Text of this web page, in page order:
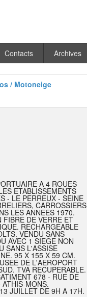
Contacts Archives
/ Motoneige
A 4 ROUES
ETABLISSEMENTS
- LE PERREUX - SEINE
CARROSSIERS
LES ANNEES 1970.
FIBRE DE VERRE ET
RECHARGEABLE
VENDU SANS
AVEC 1 SIEGE NON
SANS L'ASSISE
95 X 155 X 59 CM.
DE L'AEROPORT
TVA RECUPERABLE.
678 - RUE DE
MONS.
JUILLET DE 9H A 17H.